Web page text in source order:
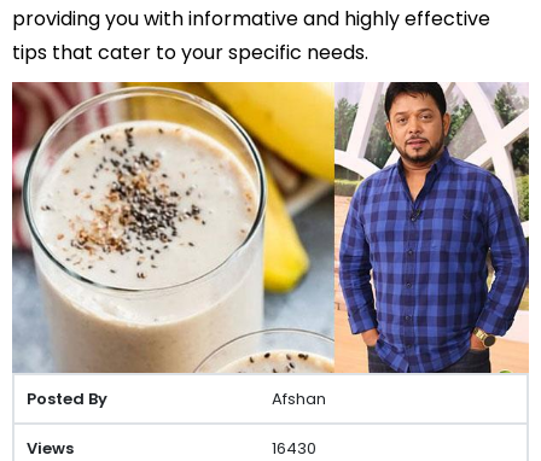
providing you with informative and highly effective
tips that cater to your specific needs.
Afshan
16430